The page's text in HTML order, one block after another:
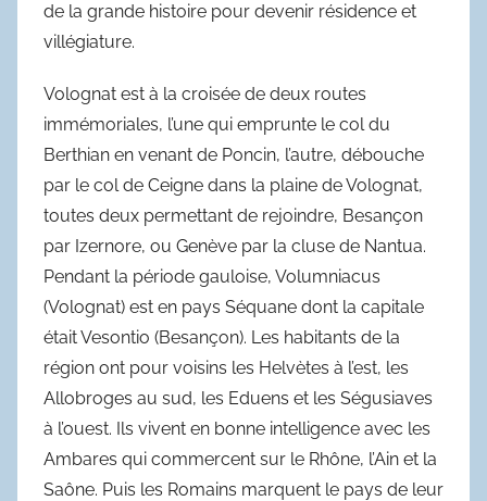
de la grande histoire pour devenir résidence et
villégiature.
Volognat est à la croisée de deux routes
immémoriales, l’une qui emprunte le col du
Berthian en venant de Poncin, l’autre, débouche
par le col de Ceigne dans la plaine de Volognat,
toutes deux permettant de rejoindre, Besançon
par Izernore, ou Genève par la cluse de Nantua.
Pendant la période gauloise, Volumniacus
(Volognat) est en pays Séquane dont la capitale
était Vesontio (Besançon). Les habitants de la
région ont pour voisins les Helvètes à l’est, les
Allobroges au sud, les Eduens et les Ségusiaves
à l’ouest. Ils vivent en bonne intelligence avec les
Ambares qui commercent sur le Rhône, l’Ain et la
Saône. Puis les Romains marquent le pays de leur